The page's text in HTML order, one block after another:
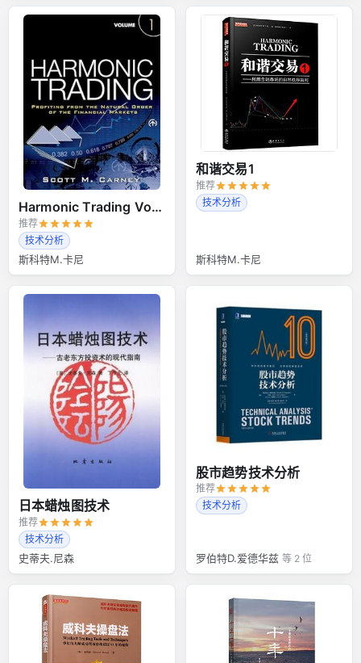
Harmonic Trading Volume 1
推荐
技术分析
斯科特M.卡尼
和谐交易1
推荐
技术分析
斯科特M.卡尼
日本蜡烛图技术
推荐
技术分析
史蒂夫.尼森
股市趋势技术分析
推荐
技术分析
罗伯特D.爱德华兹 等 2 位